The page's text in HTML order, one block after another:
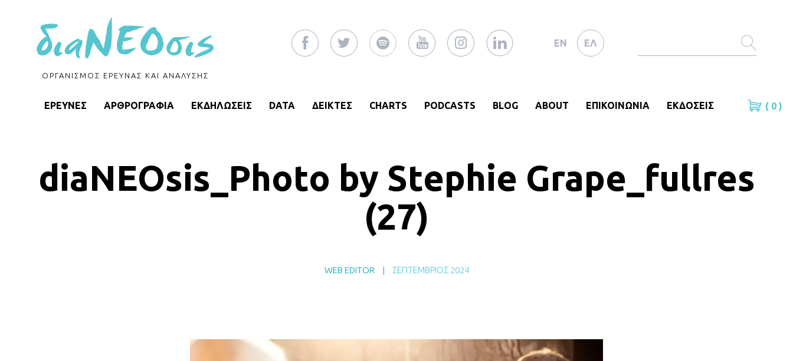
ΟΡΓΑΝΙΣΜΟΣ ΕΡΕΥΝΑΣ ΚΑΙ ΑΝΑΛΥΣΗΣ
EN ΕΛ
ΕΡΕΥΝΕΣ ΑΡΘΡΟΓΡΑΦΙΑ ΕΚΔΗΛΩΣΕΙΣ DATA ΔΕΙΚΤΕΣ CHARTS PODCASTS BLOG ABOUT ΕΠΙΚΟΙΝΩΝΙΑ ΕΚΔΟΣΕΙΣ ( 0 )
diaNEOsis_Photo by Stephie Grape_fullres
(27)
WEB EDITOR | ΣΕΠΤΈΜΒΡΙΟΣ 2024